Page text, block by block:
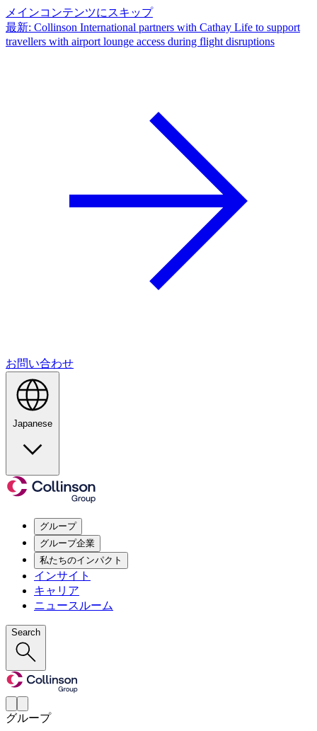
メインコンテンツにスキップ
最新: Collinson International partners with Cathay Life to support
travellers with airport lounge access during flight disruptions
お問い合わせ
Japanese
グループ
グループ企業
私たちのインパクト
インサイト
キャリア
ニュースルーム
Search
グループ